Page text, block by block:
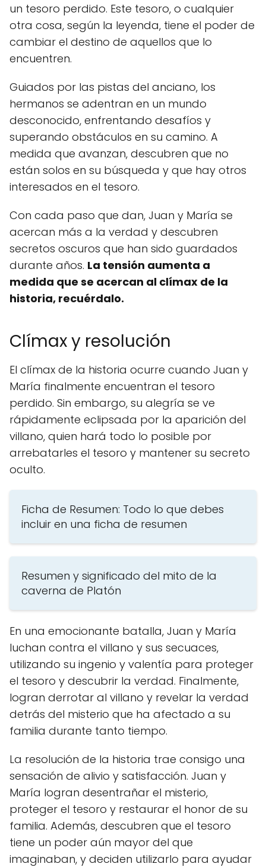
un tesoro perdido. Este tesoro, o cualquier
otra cosa, según la leyenda, tiene el poder de
cambiar el destino de aquellos que lo
encuentren.
Guiados por las pistas del anciano, los
hermanos se adentran en un mundo
desconocido, enfrentando desafíos y
superando obstáculos en su camino. A
medida que avanzan, descubren que no
están solos en su búsqueda y que hay otros
interesados en el tesoro.
Con cada paso que dan, Juan y María se
acercan más a la verdad y descubren
secretos oscuros que han sido guardados
durante años. La tensión aumenta a
medida que se acercan al clímax de la
historia, recuérdalo.
Clímax y resolución
El clímax de la historia ocurre cuando Juan y
María finalmente encuentran el tesoro
perdido. Sin embargo, su alegría se ve
rápidamente eclipsada por la aparición del
villano, quien hará todo lo posible por
arrebatarles el tesoro y mantener su secreto
oculto.
Ficha de Resumen: Todo lo que debes
incluir en una ficha de resumen
Resumen y significado del mito de la
caverna de Platón
En una emocionante batalla, Juan y María
luchan contra el villano y sus secuaces,
utilizando su ingenio y valentía para proteger
el tesoro y descubrir la verdad. Finalmente,
logran derrotar al villano y revelar la verdad
detrás del misterio que ha afectado a su
familia durante tanto tiempo.
La resolución de la historia trae consigo una
sensación de alivio y satisfacción. Juan y
María logran desentrañar el misterio,
proteger el tesoro y restaurar el honor de su
familia. Además, descubren que el tesoro
tiene un poder aún mayor del que
imaginaban, y deciden utilizarlo para ayudar